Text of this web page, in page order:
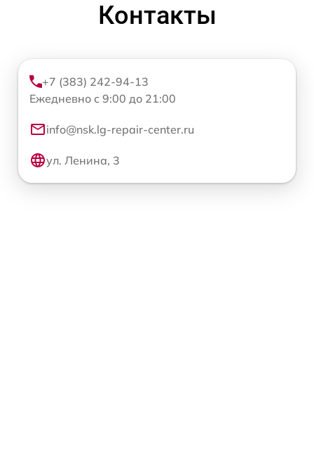
Контакты
+7 (383) 242-94-13
Ежедневно с 9:00 до 21:00
info@nsk.lg-repair-center.ru
ул. Ленина, 3